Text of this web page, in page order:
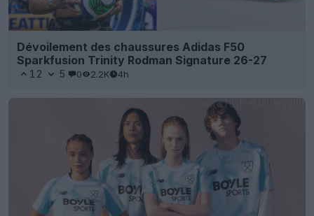
Dévoilement des chaussures Adidas F50
Sparkfusion Trinity Rodman Signature 26-27
12 5 0 2.2K 4h